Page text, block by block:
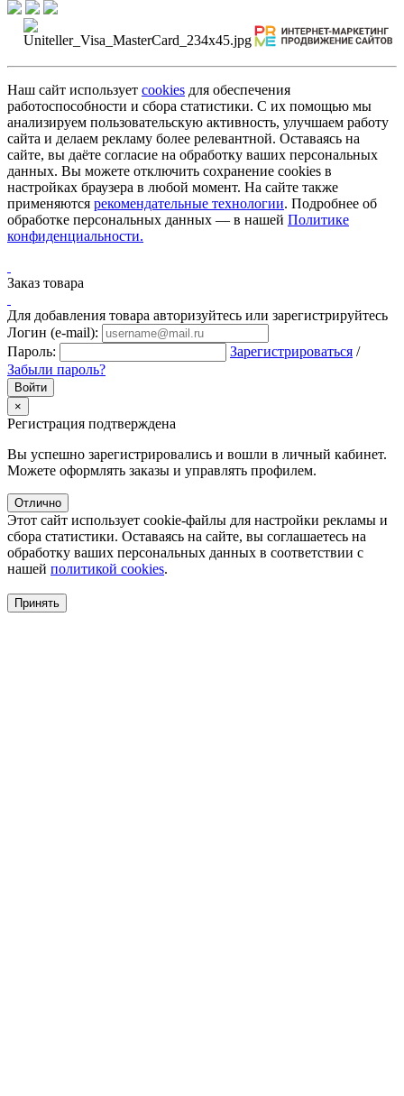
Наш сайт использует cookies для обеспечения
работоспособности и сбора статистики. С их помощью мы
анализируем пользовательскую активность, улучшаем работу
сайта и делаем рекламу более релевантной. Оставаясь на
сайте, вы даёте согласие на обработку ваших персональных
данных. Вы можете отключить сохранение cookies в
настройках браузера в любой момент. На сайте также
применяются рекомендательные технологии. Подробнее об
обработке персональных данных — в нашей Политике
конфиденциальности.
Заказ товара
Для добавления товара авторизуйтесь или зарегистрируйтесь
Логин (e-mail):
Пароль:
Зарегистрироваться /
Забыли пароль?
×
Регистрация подтверждена
Вы успешно зарегистрировались и вошли в личный кабинет.
Можете оформлять заказы и управлять профилем.
Отлично
Этот сайт использует cookie-файлы для настройки рекламы и
сбора статистики. Оставаясь на сайте, вы соглашаетесь на
обработку ваших персональных данных в соответствии с
нашей политикой cookies.
Принять